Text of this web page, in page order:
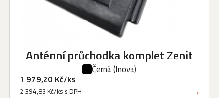
Anténní průchodka komplet Zenit
Černá(Inova)
1 979,20 Kč/ks
2 394,83 Kč/ks s DPH